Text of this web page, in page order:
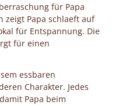
für Papa
zeigt Papa schlaeft auf
für Entspannung. Die
für einen
essbaren
Charakter. Jedes
Papa beim